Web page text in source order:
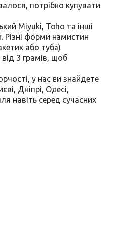
потрібно купувати
Miyuki, Toho та інші
Різні форми намистин
або туба)
3 грамів, щоб
у нас ви знайдете
Дніпрі, Одесі,
навіть серед сучасних